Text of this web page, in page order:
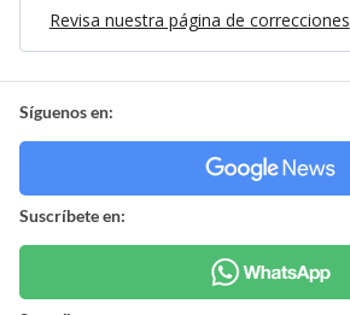
Revisa nuestra página de correcciones
Síguenos en:
Suscríbete en: